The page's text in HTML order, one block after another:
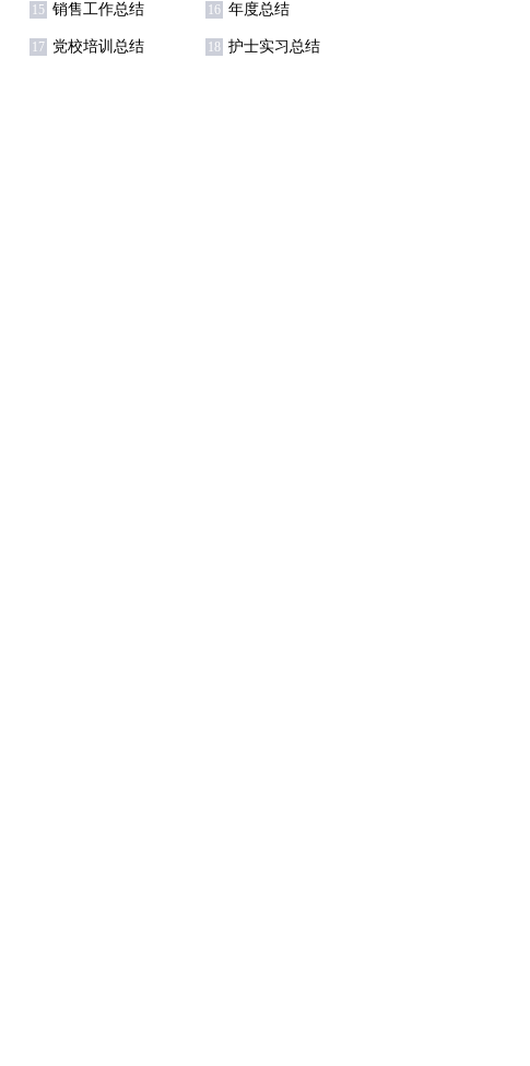
15 销售工作总结 16 年度总结
17 党校培训总结 18 护士实习总结